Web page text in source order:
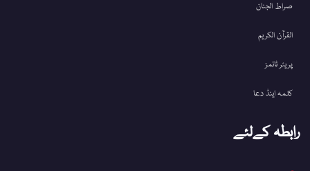
صراط الجنان
القرآن الکریم
پریئر ٹائمز
کلمہ اینڈ دعا
رابطہ کےلئے